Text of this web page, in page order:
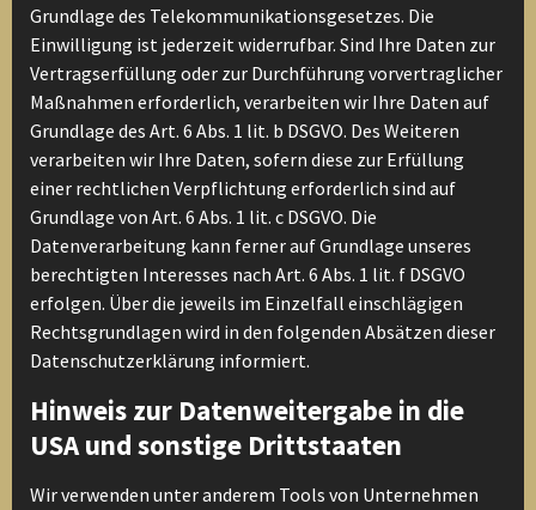
Grundlage des Telekommunikationsgesetzes. Die
Einwilligung ist jederzeit widerrufbar. Sind Ihre Daten zur
Vertragserfüllung oder zur Durchführung vorvertraglicher
Maßnahmen erforderlich, verarbeiten wir Ihre Daten auf
Grundlage des Art. 6 Abs. 1 lit. b DSGVO. Des Weiteren
verarbeiten wir Ihre Daten, sofern diese zur Erfüllung
einer rechtlichen Verpflichtung erforderlich sind auf
Grundlage von Art. 6 Abs. 1 lit. c DSGVO. Die
Datenverarbeitung kann ferner auf Grundlage unseres
berechtigten Interesses nach Art. 6 Abs. 1 lit. f DSGVO
erfolgen. Über die jeweils im Einzelfall einschlägigen
Rechtsgrundlagen wird in den folgenden Absätzen dieser
Datenschutzerklärung informiert.
Hinweis zur Datenweitergabe in die
USA und sonstige Drittstaaten
Wir verwenden unter anderem Tools von Unternehmen